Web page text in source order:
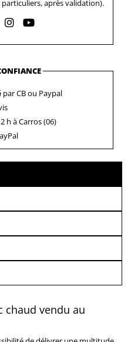
après validation).
par CB ou Paypal
h à Carros (06)
chaud vendu au